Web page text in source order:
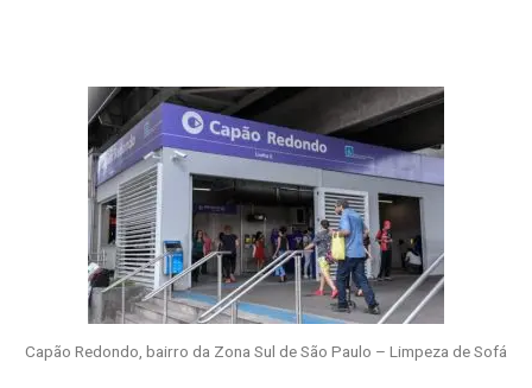
Capão Redondo, bairro da Zona Sul de São Paulo – Limpeza de Sofá